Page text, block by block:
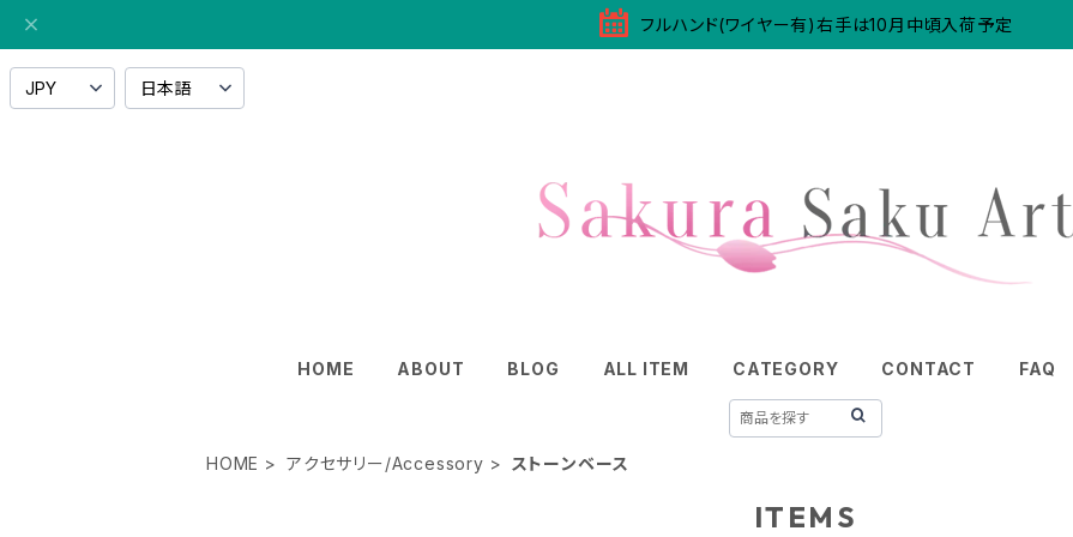
フルハンド(ワイヤー有)右手は10月中頃入荷予定
HOME ABOUT BLOG ALL ITEM CATEGORY CONTACT FAQ
HOME アクセサリー/Accessory ストーンベース
ITEMS